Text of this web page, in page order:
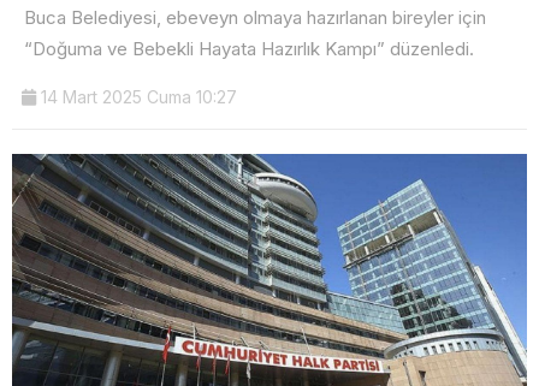
Buca Belediyesi, ebeveyn olmaya hazırlanan bireyler için
“Doğuma ve Bebekli Hayata Hazırlık Kampı” düzenledi.
14 Mart 2025 Cuma 10:27